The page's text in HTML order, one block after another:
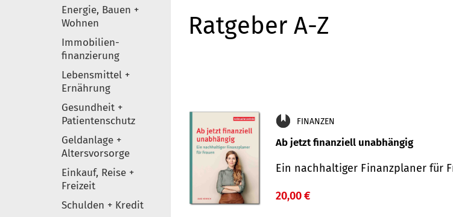
Elemente
Energie, Bauen +
Wohnen
Immobilien-
finanzierung
Lebensmittel +
Ernährung
Gesundheit +
Patientenschutz
Geldanlage +
Altersvorsorge
Einkauf, Reise +
Freizeit
Schulden + Kredit
Ratgeber A-Z
FINANZEN
Ab jetzt finanziell unabhängig
Ein nachhaltiger Finanzplaner für
20,00 €